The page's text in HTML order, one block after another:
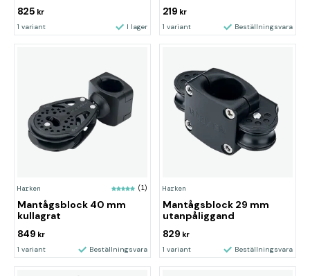
825 kr
1 variant I lager
219 kr
1 variant Beställningsvara
Harken (1)
Mantågsblock 40 mm
kullagrat
849 kr
1 variant Beställningsvara
Harken
Mantågsblock 29 mm
utanpåliggand
829 kr
1 variant Beställningsvara